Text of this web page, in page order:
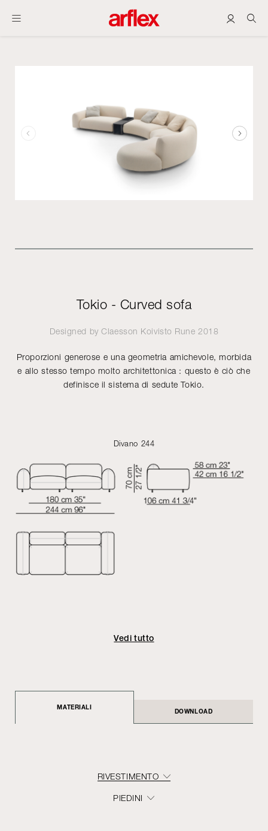
Tokio - Curved sofa
Designed byClaesson Koivisto Rune 2018
Proporzioni generose e una geometria amichevole, morbida
e allo stesso tempo molto architettonica : questo è ciò che
definisce il sistema di sedute Tokio.
Divano 244
Vedi tutto
MATERIALI
DOWNLOAD
RIVESTIMENTO
PIEDINI